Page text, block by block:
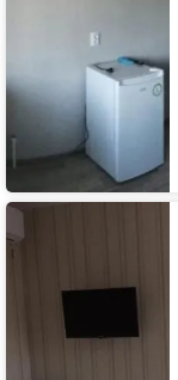
Гостевой